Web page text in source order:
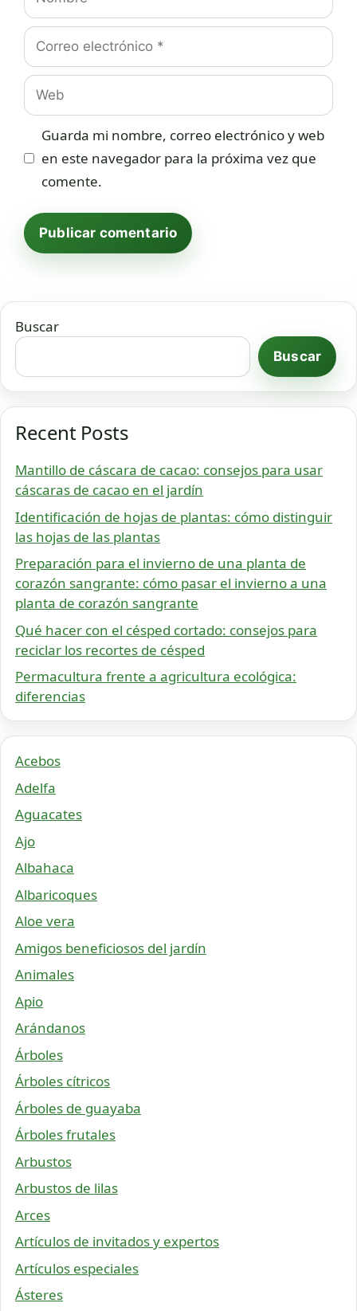
Correo
electrónico
Web
Guarda mi nombre, correo electrónico y web
en este navegador para la próxima vez que
comente.
Buscar
Buscar
Recent Posts
Mantillo de cáscara de cacao: consejos para usar
cáscaras de cacao en el jardín
Identificación de hojas de plantas: cómo distinguir
las hojas de las plantas
Preparación para el invierno de una planta de
corazón sangrante: cómo pasar el invierno a una
planta de corazón sangrante
Qué hacer con el césped cortado: consejos para
reciclar los recortes de césped
Permacultura frente a agricultura ecológica:
diferencias
Acebos
Adelfa
Aguacates
Ajo
Albahaca
Albaricoques
Aloe vera
Amigos beneficiosos del jardín
Animales
Apio
Arándanos
Árboles
Árboles cítricos
Árboles de guayaba
Árboles frutales
Arbustos
Arbustos de lilas
Arces
Artículos de invitados y expertos
Artículos especiales
Ásteres